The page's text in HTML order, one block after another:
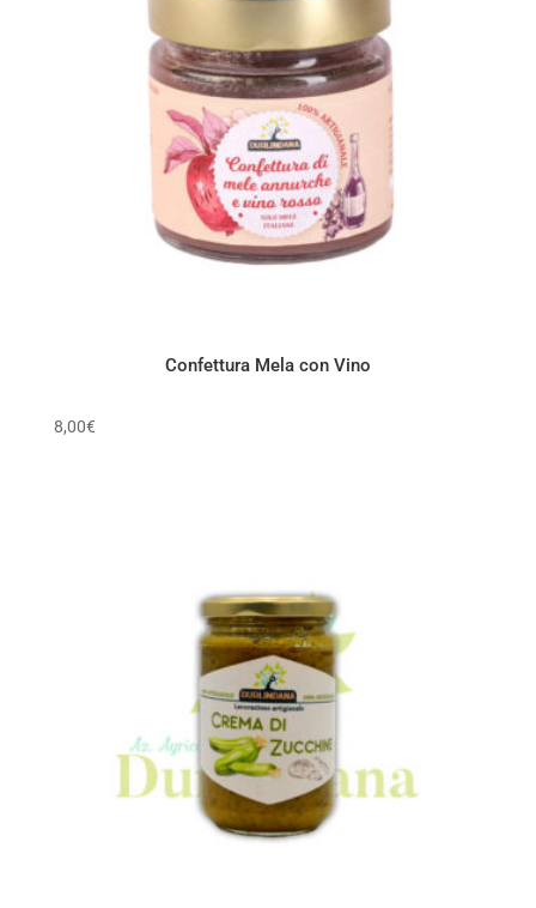
Confettura Mela con Vino
8,00€